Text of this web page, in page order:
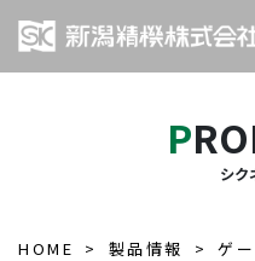
シク
HOME 製品情報 ゲ